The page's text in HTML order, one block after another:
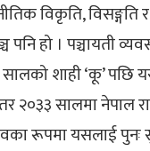
विकृति, विसङ्गति र
पनि हो । पञ्चायती
शाही ‘कू’ पछि
२०३३ सालमा नेपाल
रूपमा यसलाई